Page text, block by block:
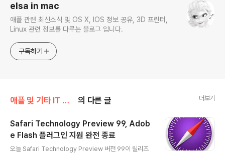
elsa in mac
애플 관련 최신소식 및 OS X, IOS 정보 공유, 3D 프린터,
Linux 관련 정보를 다루는 블로그 입니다.
구독하기
애플 및 기타 IT 소식/애플 관련 소식 의 다른 글 더보기
Safari Technology Preview 99, Adob
e Flash 플러그인 지원 완전 종료
오늘 Safari Technology Preview 버전 99이 릴리즈